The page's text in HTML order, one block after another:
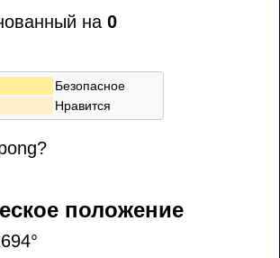
на 0
Безопасное
Нравится
положение